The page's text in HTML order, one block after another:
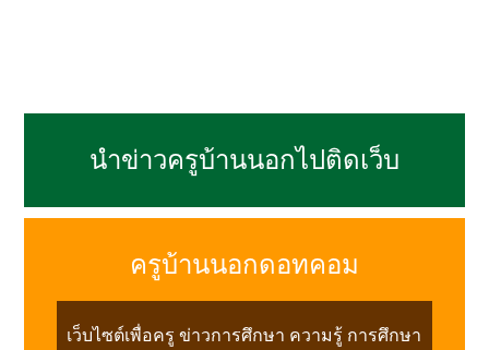
นำข่าวครูบ้านนอกไปติดเว็บ
ครูบ้านนอกดอทคอม
เว็บไซต์เพื่อครู ข่าวการศึกษา ความรู้ การศึกษา